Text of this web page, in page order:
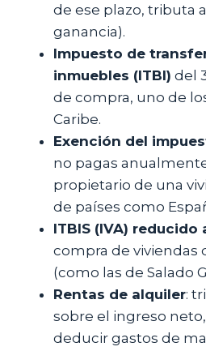
de ese plazo, tributa
ganancia).
Impuesto de
inmuebles (ITBI) del
de compra, uno de
Caribe.
Exención del
no pagas
propietario de una
de países como
ITBIS (IVA) reducido
compra de viviendas
(como las de Salado
Rentas de alquiler:
sobre el ingreso
deducir gastos de